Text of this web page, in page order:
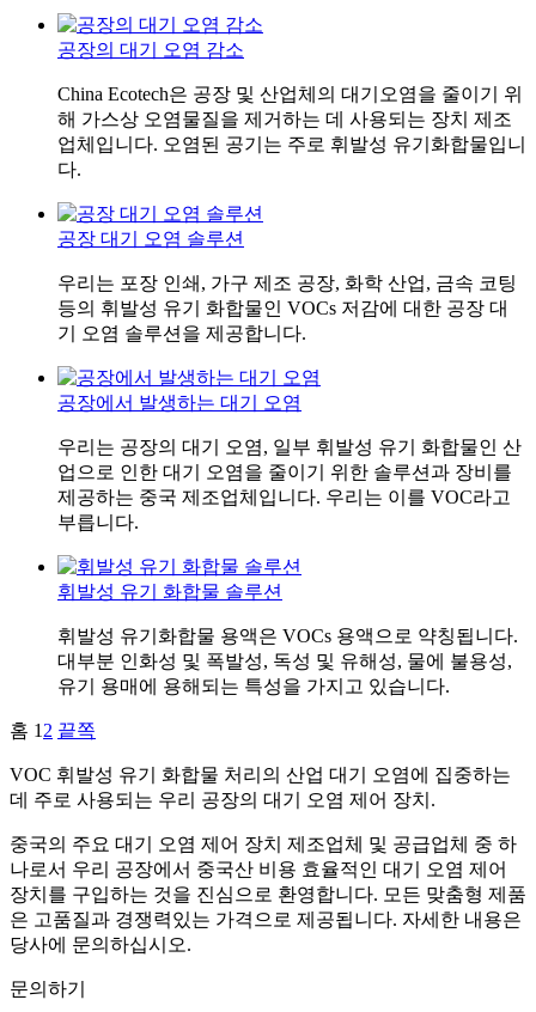
공장의 대기 오염 감소
China Ecotech은 공장 및 산업체의 대기오염을 줄이기 위
해 가스상 오염물질을 제거하는 데 사용되는 장치 제조
업체입니다. 오염된 공기는 주로 휘발성 유기화합물입니
다.
공장 대기 오염 솔루션
우리는 포장 인쇄, 가구 제조 공장, 화학 산업, 금속 코팅
등의 휘발성 유기 화합물인 VOCs 저감에 대한 공장 대
기 오염 솔루션을 제공합니다.
공장에서 발생하는 대기 오염
우리는 공장의 대기 오염, 일부 휘발성 유기 화합물인 산
업으로 인한 대기 오염을 줄이기 위한 솔루션과 장비를
제공하는 중국 제조업체입니다. 우리는 이를 VOC라고
부릅니다.
휘발성 유기 화합물 솔루션
휘발성 유기화합물 용액은 VOCs 용액으로 약칭됩니다.
대부분 인화성 및 폭발성, 독성 및 유해성, 물에 불용성,
유기 용매에 용해되는 특성을 가지고 있습니다.
홈 1 2 끝쪽
VOC 휘발성 유기 화합물 처리의 산업 대기 오염에 집중하는
데 주로 사용되는 우리 공장의 대기 오염 제어 장치.
중국의 주요 대기 오염 제어 장치 제조업체 및 공급업체 중 하
나로서 우리 공장에서 중국산 비용 효율적인 대기 오염 제어
장치를 구입하는 것을 진심으로 환영합니다. 모든 맞춤형 제품
은 고품질과 경쟁력있는 가격으로 제공됩니다. 자세한 내용은
당사에 문의하십시오.
문의하기